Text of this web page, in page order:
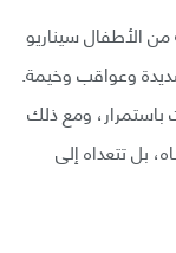
الأطفال سيناريو
وعواقب وخيمة.
باستمرار، ومع ذلك
بل تتعداه إلى